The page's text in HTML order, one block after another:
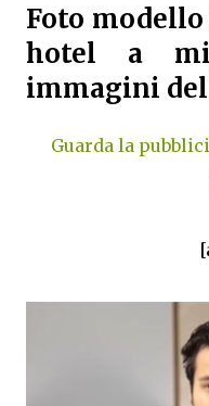
Foto
hotel a
immagini
Guarda la